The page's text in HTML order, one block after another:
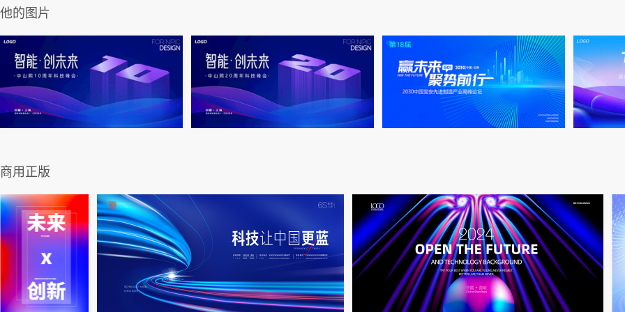
他的图片
商用正版